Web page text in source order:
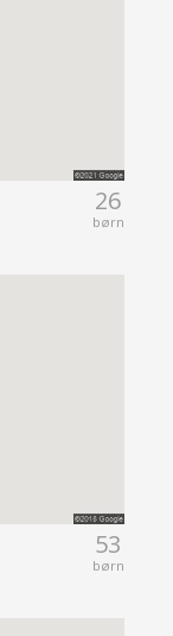
26
børn
53
børn